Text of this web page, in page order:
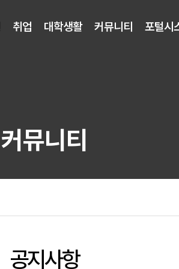
취업 대학생활 커뮤니티 포털시
커뮤니티
공지사항